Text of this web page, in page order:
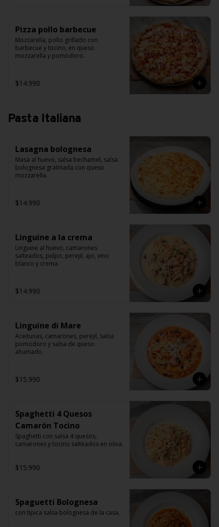
Pizza pollo barbecue
Mozzarella, pollo grillado con
barbecue y tocino, en queso
mozzarella y pomodoro.
$14.990
Pasta Italiana
Lasagna bolognesa
Masa al huevo, salsa bechamel, salsa
bolognesa gratinada con queso
mozzarella.
$14.990
Linguine a la crema
Linguine al huevo, camarones
salteados, pulpo, perejil, ajo, vino
blanco y crema.
$14.990
Linguine di Mare
Aceitunas, camarones, perejil, salsa
pomodoro y salsa de queso
ahumado.
$15.990
Spaghetti 4 Quesos
Camarón Tocino
Spaghetti con salsa 4 quesos,
camarones y tocino salteados en oliva.
$15.990
Spaguetti Bolognesa
con tipica salsa bolognesa de la casa.